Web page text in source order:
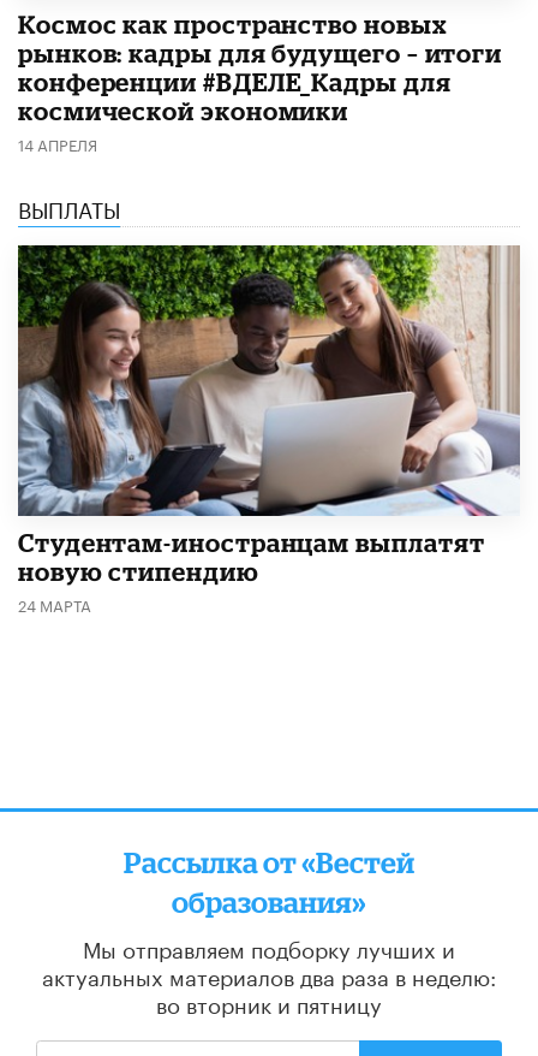
Космос как пространство новых
рынков: кадры для будущего – итоги
конференции #ВДЕЛЕ_Кадры для
космической экономики
14 АПРЕЛЯ
ВЫПЛАТЫ
Студентам-иностранцам выплатят
новую стипендию
24 МАРТА
Рассылка от «Вестей
образования»
Мы отправляем подборку лучших и
актуальных материалов два раза в неделю:
во вторник и пятницу